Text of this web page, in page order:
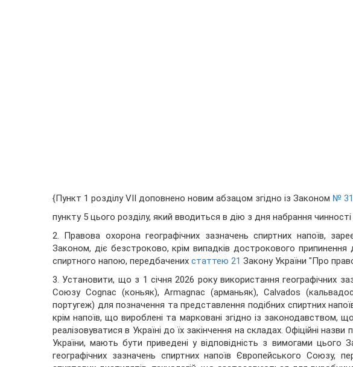
{Пункт 1 розділу VII доповнено новим абзацом згідно із Законом №
пункту 5 цього розділу, який вводиться в дію з дня набрання
2. Правова охорона географічних зазначень спиртних напоїв,
Законом, діє безстроково, крім випадків дострокового припинення
спиртного напою, передбачених статтею 21 Закону України "Про
3. Установити, що з 1 січня 2026 року використання географічних
Союзу Cognac (коньяк), Armagnac (арманьяк), Calvados
португеж) для позначення та представлення подібних спиртних
крім напоїв, що вироблені та марковані згідно із законодавством,
реалізовуватися в Україні до їх закінчення на складах. Офіційні
України, мають бути приведені у відповідність з вимогами цього
географічних зазначень спиртних напоїв Європейського Союзу,